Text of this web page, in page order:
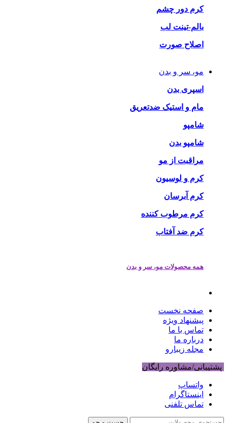
کرم دور چشم
بالم-تینت لب
اصلاح صورت
مو، سر و بدن
اسپری بدن
مام و استیک ضدتعریق
شامپو
شامپو بدن
مراقبت از مو
کرم و لوسیون
کرم آبرسان
کرم مرطوب کننده
کرم ضد آفتاب
همه محصولات مو، سر و بدن
صفحه نخست
پیشنهاد ویژه
تماس با ما
درباره ما
مجله زیبارو
پشتیبانی/مشاوره رایگان
واتساپ
اینستاگرام
تماس تلفنی